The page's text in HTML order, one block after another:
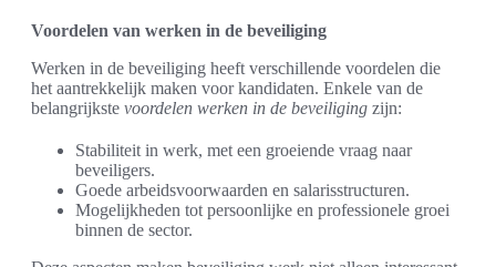
Voordelen van werken in de beveiliging
Werken in de beveiliging heeft verschillende voordelen die
het aantrekkelijk maken voor kandidaten. Enkele van de
belangrijkste voordelen werken in de beveiliging zijn:
Stabiliteit in werk, met een groeiende vraag naar
beveiligers.
Goede arbeidsvoorwaarden en salarisstructuren.
Mogelijkheden tot persoonlijke en professionele groei
binnen de sector.